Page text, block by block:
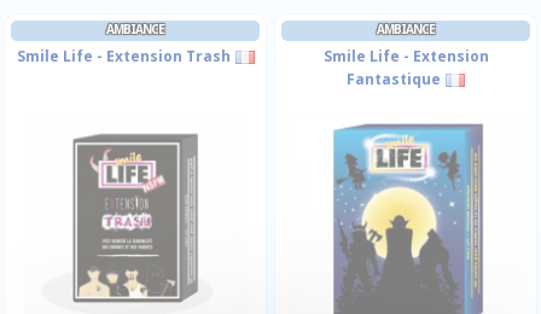
AMBIANCE
Smile Life - Extension Trash
AMBIANCE
Smile Life - Extension
Fantastique